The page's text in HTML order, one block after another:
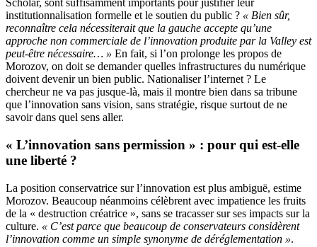
Scholar, sont suffisamment importants pour justifier leur
institutionnalisation formelle et le soutien du public ? « Bien sûr,
reconnaître cela nécessiterait que la gauche accepte qu’une
approche non commerciale de l’innovation produite par la Valley est
peut-être nécessaire… » En fait, si l’on prolonge les propos de
Morozov, on doit se demander quelles infrastructures du numérique
doivent devenir un bien public. Nationaliser l’internet ? Le
chercheur ne va pas jusque-là, mais il montre bien dans sa tribune
que l’innovation sans vision, sans stratégie, risque surtout de ne
savoir dans quel sens aller.
« L’innovation sans permission » : pour qui est-elle
une liberté ?
La position conservatrice sur l’innovation est plus ambiguë, estime
Morozov. Beaucoup néanmoins célèbrent avec impatience les fruits
de la « destruction créatrice », sans se tracasser sur ses impacts sur la
culture. « C’est parce que beaucoup de conservateurs considèrent
l’innovation comme un simple synonyme de déréglementation ».